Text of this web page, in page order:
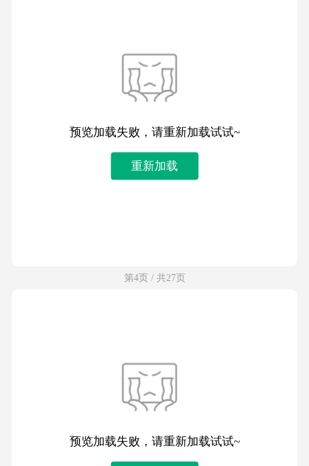
预览加载失败，请重新加载试试~
重新加载
第4页 / 共27页
预览加载失败，请重新加载试试~